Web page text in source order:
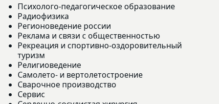
Психолого-педагогическое образование
Радиофизика
Регионоведение россии
Реклама и связи с общественностью
Рекреация и спортивно-оздоровительный
туризм
Религиоведение
Самолето- и вертолетостроение
Сварочное производство
Сервис